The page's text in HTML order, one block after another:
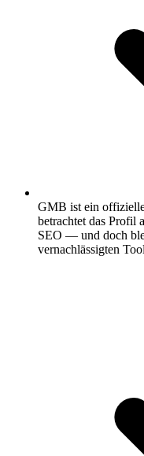
GMB ist ein
betrachtet das Profil
SEO — und doch
vernachlässigten